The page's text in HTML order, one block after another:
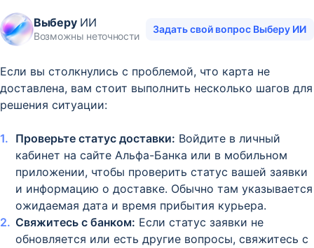
ВыберуИИ
Возможны неточности
Задать свой вопрос Выберу ИИ
Если вы столкнулись с проблемой, что карта не
доставлена, вам стоит выполнить несколько шагов для
решения ситуации:
Проверьте статус доставки: Войдите в личный
кабинет на сайте Альфа-Банка или в мобильном
приложении, чтобы проверить статус вашей заявки
и информацию о доставке. Обычно там указывается
ожидаемая дата и время прибытия курьера.
Свяжитесь с банком: Если статус заявки не
обновляется или есть другие вопросы, свяжитесь с